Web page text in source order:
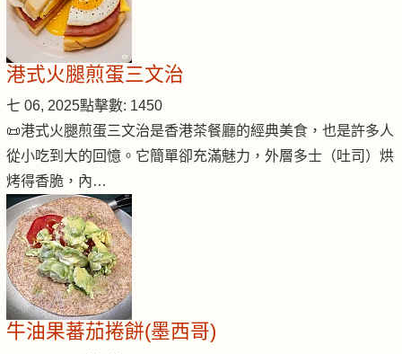
港式火腿煎蛋三文治
七 06, 2025點擊數: 1450
📜港式火腿煎蛋三文治是香港茶餐廳的經典美食，也是許多人
從小吃到大的回憶。它簡單卻充滿魅力，外層多士（吐司）烘
烤得香脆，內…
牛油果蕃茄捲餅(墨西哥)